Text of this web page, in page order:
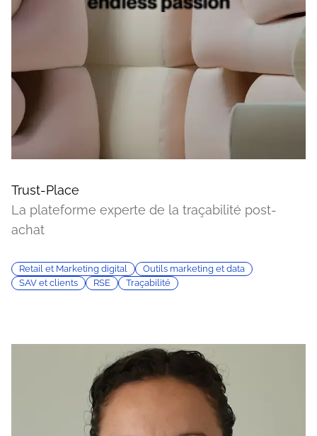
Trust-Place
La plateforme experte de la traçabilité post-
achat
Retail et Marketing digital
Outils marketing et data
SAV et clients
RSE Traçabilité